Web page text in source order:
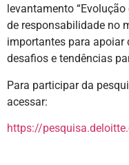
levantamento
de responsabilidade no
importantes para apoiar
desafios e tendências
Para participar da
acessar:
https://